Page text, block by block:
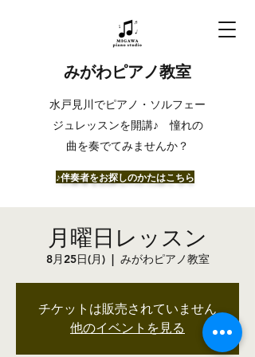
みがわピアノ教室
​水戸見川でピアノ・ソルフェー
ジュレッスンを開講♪ 憧れの
曲を奏でてみませんか？
​♪伴奏者をお探しのかたはこちら
月曜日レッスン
8月25日(月)
  |
みがわピアノ教室
チケットは販売されていません
他のイベントを見る